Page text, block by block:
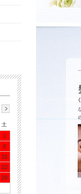
土
1
8
15
22
29